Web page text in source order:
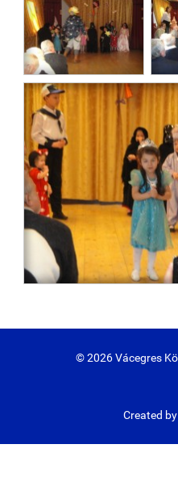
© 2026 Vácegres
Created by